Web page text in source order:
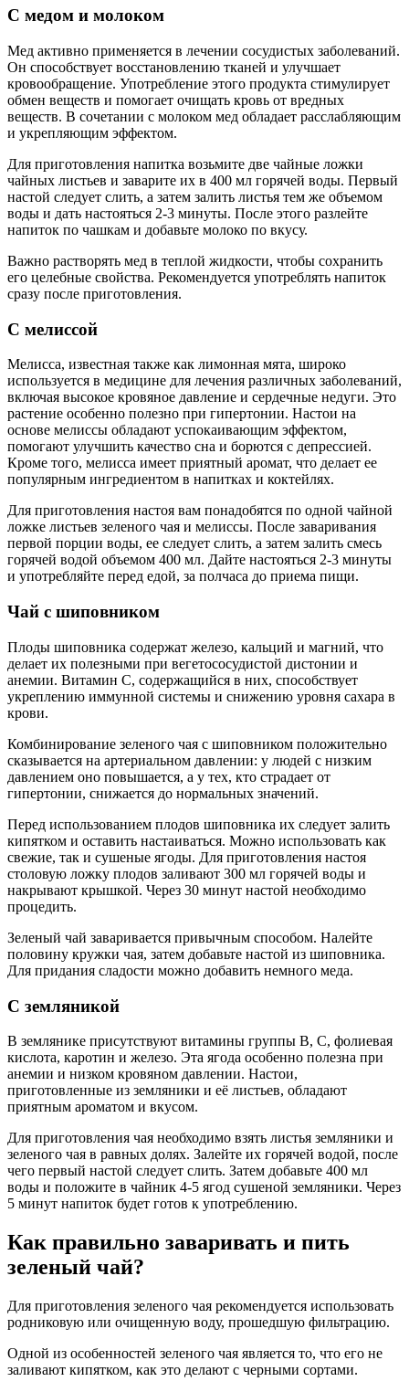
С медом и молоком
Мед активно применяется в лечении сосудистых заболеваний.
Он способствует восстановлению тканей и улучшает
кровообращение. Употребление этого продукта стимулирует
обмен веществ и помогает очищать кровь от вредных
веществ. В сочетании с молоком мед обладает расслабляющим
и укрепляющим эффектом.
Для приготовления напитка возьмите две чайные ложки
чайных листьев и заварите их в 400 мл горячей воды. Первый
настой следует слить, а затем залить листья тем же объемом
воды и дать настояться 2-3 минуты. После этого разлейте
напиток по чашкам и добавьте молоко по вкусу.
Важно растворять мед в теплой жидкости, чтобы сохранить
его целебные свойства. Рекомендуется употреблять напиток
сразу после приготовления.
С мелиссой
Мелисса, известная также как лимонная мята, широко
используется в медицине для лечения различных заболеваний,
включая высокое кровяное давление и сердечные недуги. Это
растение особенно полезно при гипертонии. Настои на
основе мелиссы обладают успокаивающим эффектом,
помогают улучшить качество сна и борются с депрессией.
Кроме того, мелисса имеет приятный аромат, что делает ее
популярным ингредиентом в напитках и коктейлях.
Для приготовления настоя вам понадобятся по одной чайной
ложке листьев зеленого чая и мелиссы. После заваривания
первой порции воды, ее следует слить, а затем залить смесь
горячей водой объемом 400 мл. Дайте настояться 2-3 минуты
и употребляйте перед едой, за полчаса до приема пищи.
Чай с шиповником
Плоды шиповника содержат железо, кальций и магний, что
делает их полезными при вегетососудистой дистонии и
анемии. Витамин С, содержащийся в них, способствует
укреплению иммунной системы и снижению уровня сахара в
крови.
Комбинирование зеленого чая с шиповником положительно
сказывается на артериальном давлении: у людей с низким
давлением оно повышается, а у тех, кто страдает от
гипертонии, снижается до нормальных значений.
Перед использованием плодов шиповника их следует залить
кипятком и оставить настаиваться. Можно использовать как
свежие, так и сушеные ягоды. Для приготовления настоя
столовую ложку плодов заливают 300 мл горячей воды и
накрывают крышкой. Через 30 минут настой необходимо
процедить.
Зеленый чай заваривается привычным способом. Налейте
половину кружки чая, затем добавьте настой из шиповника.
Для придания сладости можно добавить немного меда.
С земляникой
В землянике присутствуют витамины группы В, С, фолиевая
кислота, каротин и железо. Эта ягода особенно полезна при
анемии и низком кровяном давлении. Настои,
приготовленные из земляники и её листьев, обладают
приятным ароматом и вкусом.
Для приготовления чая необходимо взять листья земляники и
зеленого чая в равных долях. Залейте их горячей водой, после
чего первый настой следует слить. Затем добавьте 400 мл
воды и положите в чайник 4-5 ягод сушеной земляники. Через
5 минут напиток будет готов к употреблению.
Как правильно заваривать и пить
зеленый чай?
Для приготовления зеленого чая рекомендуется использовать
родниковую или очищенную воду, прошедшую фильтрацию.
Одной из особенностей зеленого чая является то, что его не
заливают кипятком, как это делают с черными сортами.